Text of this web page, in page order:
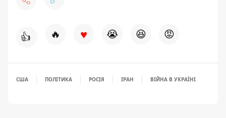
👍 🔥 ♥ 😭 😆 😡
США ПОЛІТИКА РОСІЯ ІРАН ВІЙНА В УКРАЇНІ